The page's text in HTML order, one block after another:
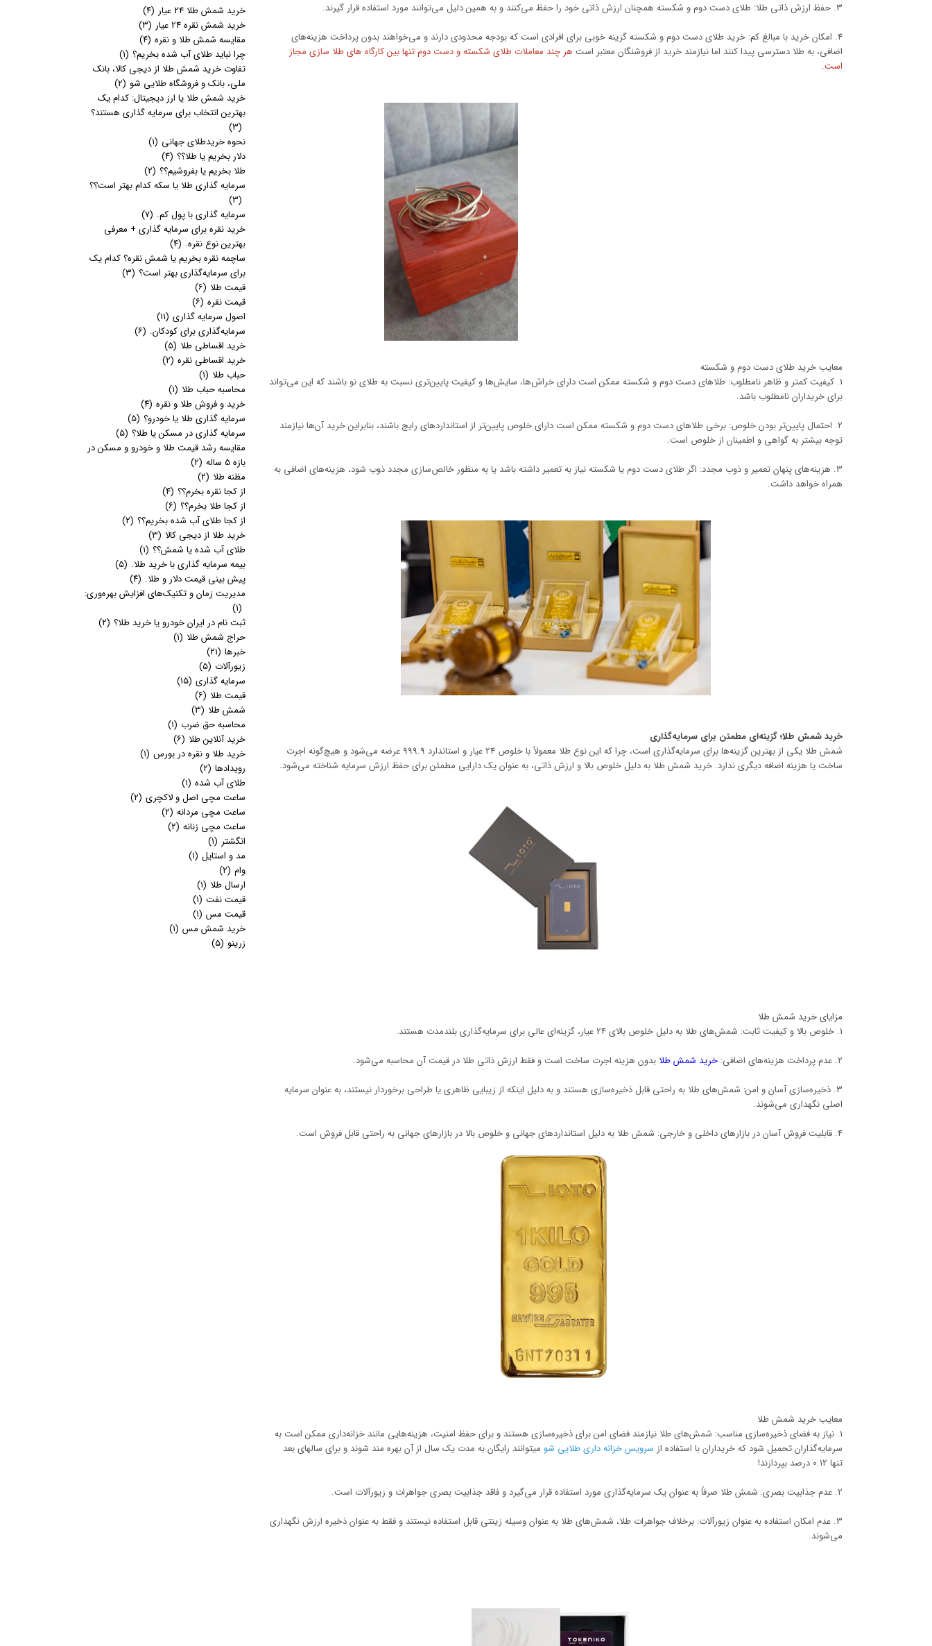
3. حفظ ارزش ذاتی طلا: طلای دست دوم و شکسته همچنان ارزش ذاتی خود را حفظ می‌کنند و به همین دلیل می‌توانند مورد استفاده قرار گیرند.
4. امکان خرید با مبالغ کم: خرید طلای دست دوم و شکسته گزینه خوبی برای افرادی است که بودجه محدودی دارند و می‌خواهند بدون پرداخت هزینه‌های
اضافی، به طلا دسترسی پیدا کنند اما نیازمند خرید از فروشنگان معتبر است هر چند معاملات طلای شکسته و دست دوم تنها بین کارگاه های طلا سازی مجاز
است.
معایب خرید طلای دست دوم و شکسته
1. کیفیت کمتر و ظاهر نامطلوب: طلاهای دست دوم و شکسته ممکن است دارای خراش‌ها، سایش‌ها و کیفیت پایین‌تری نسبت به طلای نو باشند که این می‌تواند
برای خریداران نامطلوب باشد.
2. احتمال پایین‌تر بودن خلوص: برخی طلاهای دست دوم و شکسته ممکن است دارای خلوص پایین‌تر از استانداردهای رایج باشند، بنابراین خرید آن‌ها نیازمند
توجه بیشتر به گواهی و اطمینان از خلوص است.
3. هزینه‌های پنهان تعمیر و ذوب مجدد: اگر طلای دست دوم یا شکسته نیاز به تعمیر داشته باشد یا به منظور خالص‌سازی مجدد ذوب شود، هزینه‌های اضافی به
همراه خواهد داشت.
خرید شمش طلا؛ گزینه‌ای مطمئن برای سرمایه‌گذاری
شمش طلا یکی از بهترین گزینه‌ها برای سرمایه‌گذاری است، چرا که این نوع طلا معمولاً با خلوص 24 عیار و استاندارد 999.9 عرضه می‌شود و هیچ‌گونه اجرت
ساخت یا هزینه اضافه دیگری ندارد. خرید شمش طلا به دلیل خلوص بالا و ارزش ذاتی، به عنوان یک دارایی مطمئن برای حفظ ارزش سرمایه شناخته می‌شود.
مزایای خرید شمش طلا
1. خلوص بالا و کیفیت ثابت: شمش‌های طلا به دلیل خلوص بالای 24 عیار، گزینه‌ای عالی برای سرمایه‌گذاری بلندمدت هستند.
2. عدم پرداخت هزینه‌های اضافی:
خرید شمش طلا بدون هزینه اجرت ساخت است و فقط ارزش ذاتی طلا در قیمت آن محاسبه می‌شود.
3. ذخیره‌سازی آسان و امن: شمش‌های طلا به راحتی قابل ذخیره‌سازی هستند و به دلیل اینکه از زیبایی ظاهری یا طراحی برخوردار نیستند، به عنوان سرمایه
اصلی نگهداری می‌شوند.
4. قابلیت فروش آسان در بازارهای داخلی و خارجی: شمش طلا به دلیل استانداردهای جهانی و خلوص بالا در بازارهای جهانی به راحتی قابل فروش است.
معایب خرید شمش طلا
1. نیاز به فضای ذخیره‌سازی مناسب: شمش‌های طلا نیازمند فضای امن برای ذخیره‌سازی هستند و برای حفظ امنیت، هزینه‌هایی مانند خزانه‌داری ممکن است به
سرمایه‌گذاران تحمیل شود که خریداران با استفاده از سرویس خزانه داری طلایی شو میتوانند رایگان به مدت یک سال از آن بهره مند شوند و برای سالهای بعد
تنها 0.12 درصد بپردازند!
2. عدم جذابیت بصری: شمش طلا صرفاً به عنوان یک سرمایه‌گذاری مورد استفاده قرار می‌گیرد و فاقد جذابیت بصری جواهرات و زیورآلات است.
3. عدم امکان استفاده به عنوان زیورآلات: برخلاف جواهرات طلا، شمش‌های طلا به عنوان وسیله زینتی قابل استفاده نیستند و فقط به عنوان ذخیره ارزش نگهداری
می‌شوند.
خرید شمش طلا 24 عیار
(۴)
خرید شمش نقره 24 عیار
(۳)
مقایسه شمش طلا و نقره (۴)
چرا نباید طلای آب شده بخریم؟ (۱)
تفاوت خرید شمش طلا از دیجی کالا، بانک
ملی، بانک و فروشگاه طلایی شو (۲)
خرید شمش طلا یا ارز دیجیتال: کدام یک
بهترین انتخاب برای سرمایه گذاری هستند؟
(۳)
نحوه خریدطلای جهانی (۱)
دلار بخریم یا طلا؟؟ (۴)
طلا بخریم یا بفروشیم؟؟ (۲)
سرمایه گذاری طلا یا سکه کدام بهتر است؟؟
(۳)
سرمایه گذاری با پول کم. (۷)
خرید نقره برای سرمایه گذاری + معرفی
بهترین نوع نقره. (۴)
ساچمه نقره بخریم یا شمش نقره؟ کدام یک
برای سرمایه‌گذاری بهتر است؟ (۳)
قیمت طلا (۶)
قیمت نقره (۶)
اصول سرمایه گذاری (۱۱)
سرمایه‌گذاری برای کودکان. (۶)
خرید اقساطی طلا (۵)
خرید اقساطی نقره (۲)
حباب طلا (۱)
محاسبه حباب طلا (۱)
خرید و فروش طلا و نقره (۴)
سرمایه گذاری طلا یا خودرو؟ (۵)
سرمایه گذاری در مسکن یا طلا؟ (۵)
مقایسه رشد قیمت طلا و خودرو و مسکن در
بازه 5 ساله
(۲)
مظنه طلا (۲)
از کجا نقره بخرم؟؟ (۴)
از کجا طلا بخرم؟؟ (۶)
از کجا طلای آب شده بخریم؟؟ (۲)
خرید طلا از دیجی کالا (۳)
طلای آب شده یا شمش؟؟ (۱)
بیمه سرمایه گذاری با خرید طلا. (۵)
پیش بینی قیمت دلار و طلا. (۴)
مدیریت زمان و تکنیک‌های افزایش بهره‌وری:
(۱)
ثبت نام در ایران خودرو یا خرید طلا؟ (۲)
حراج شمش طلا (۱)
خبرها (۲۱)
زیورآلات (۵)
سرمایه گذاری (۱۵)
قیمت طلا (۶)
شمش طلا (۳)
محاسبه حق ضرب (۱)
خرید آنلاین طلا (۶)
خرید طلا و نقره در بورس (۱)
رویدادها (۲)
طلای آب شده (۱)
ساعت مچی اصل و لاکچری (۲)
ساعت مچی مردانه (۲)
ساعت مچی زنانه (۲)
انگشتر (۱)
مد و استایل (۱)
وام (۲)
ارسال طلا (۱)
قیمت نفت (۱)
قیمت مس (۱)
خرید شمش مس (۱)
زرینو (۵)